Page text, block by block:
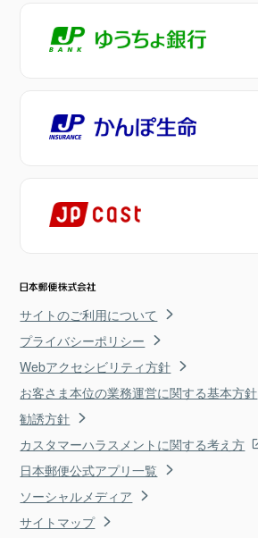
サイトのご利用について
プライバシーポリシー
Webアクセシビリティ方針
お客さま本位の業務運営に関する基本方針
勧誘方針
カスタマーハラスメントに関する考え方
日本郵便公式アプリ一覧
ソーシャルメディア
サイトマップ